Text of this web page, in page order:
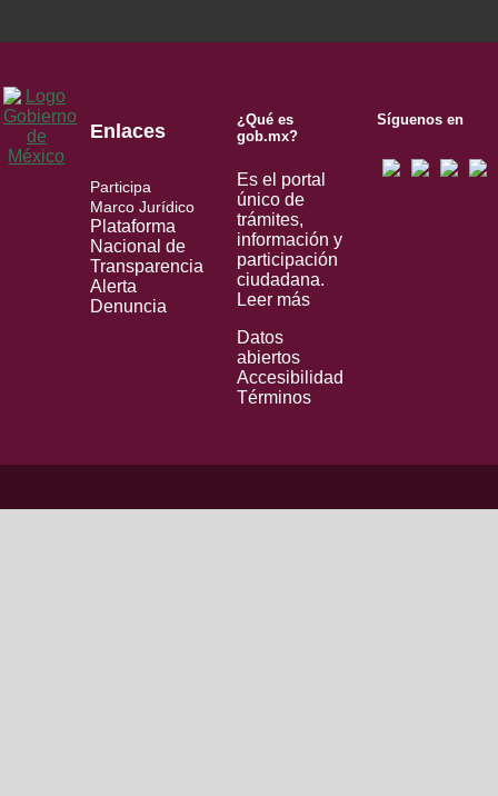
Enlaces
Participa
Marco Jurídico
Plataforma
Nacional de
Transparencia
Alerta
Denuncia
¿Qué es
gob.mx?
Es el portal
único de
trámites,
información y
participación
ciudadana.
Leer más
Datos
abiertos
Accesibilidad
Términos
Síguenos en